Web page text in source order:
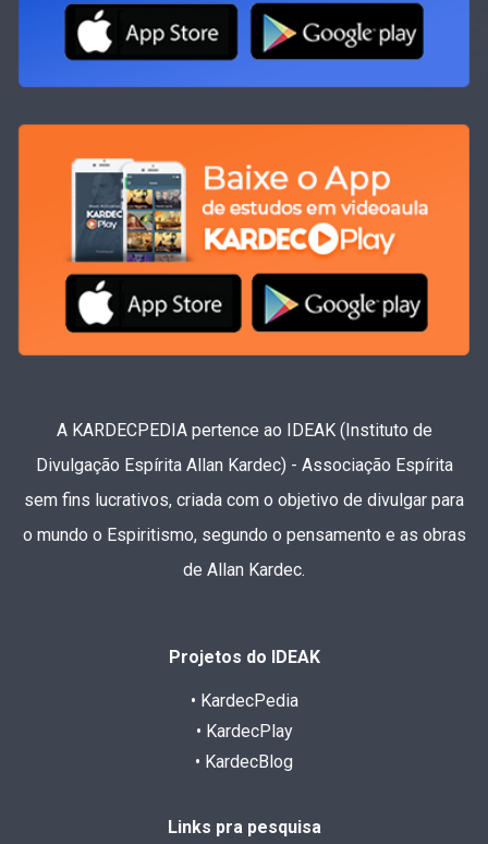
A KARDECPEDIA pertence ao IDEAK (Instituto de
Divulgação Espírita Allan Kardec) - Associação Espírita
sem fins lucrativos, criada com o objetivo de divulgar para
o mundo o Espiritismo, segundo o pensamento e as obras
de Allan Kardec.
Projetos do IDEAK
• KardecPedia
• KardecPlay
• KardecBlog
Links pra pesquisa